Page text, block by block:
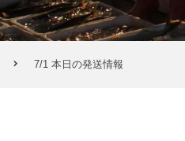
7/1 本日の発送情報